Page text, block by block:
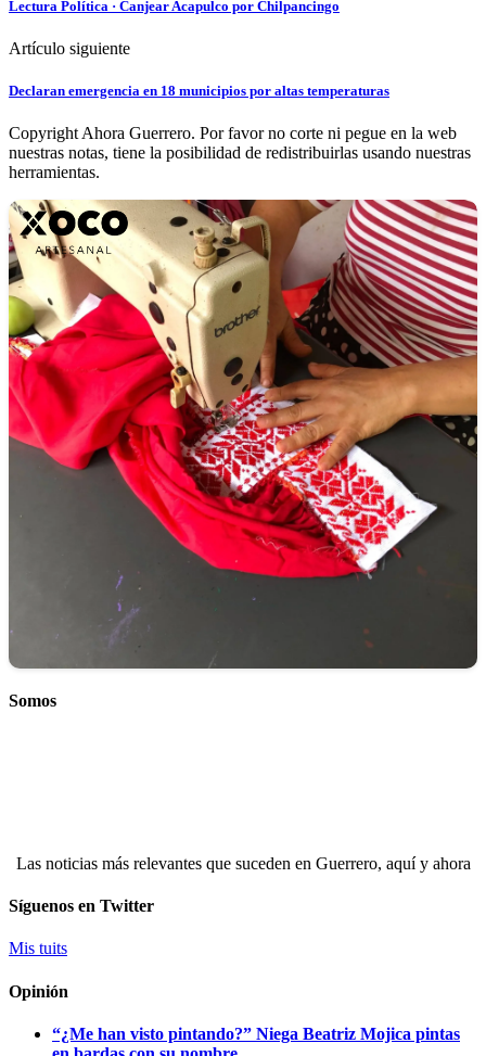
Lectura Política · Canjear Acapulco por Chilpancingo
Artículo siguiente
Declaran emergencia en 18 municipios por altas temperaturas
Copyright Ahora Guerrero. Por favor no corte ni pegue en la web
nuestras notas, tiene la posibilidad de redistribuirlas usando nuestras
herramientas.
Somos
Las noticias más relevantes que suceden en Guerrero, aquí y ahora
Síguenos en Twitter
Mis tuits
Opinión
“¿Me han visto pintando?” Niega Beatriz Mojica pintas